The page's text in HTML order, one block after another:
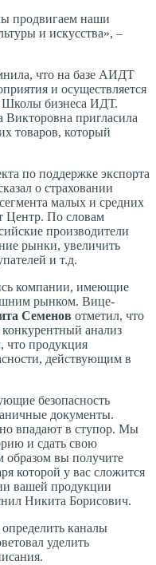
продвигаем наши
и искусства», –
что на базе АИДТ
и осуществляется
Школы бизнеса ИДТ.
пригласила
товаров, который
по поддержке экспорта
о страховании
малых и средних
Центр. По словам
производители
рынки, увеличить
и т.д.
компании, имеющие
рынком. Вице-
Семенов отметил, что
анализ
что продукция
действующим в
безопасность
документы.
впадают в ступор. Мы
и сдать свою
образом вы получите
которой у вас сложится
вашей продукции
Никита Борисович.
каналы
уделить